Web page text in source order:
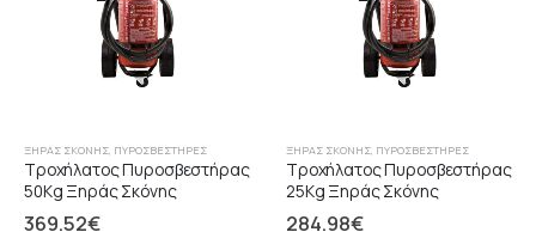
ΞΉΡΑΣ ΣΚΌΝΗΣ, ΠΥΡΟΣΒΕΣΤΉΡΕΣ
Τροχήλατος Πυροσβεστήρας
50Kg Ξηράς Σκόνης
369.52€
ΞΉΡΑΣ ΣΚΌΝΗΣ, ΠΥΡΟΣΒΕΣΤΉΡΕΣ
Τροχήλατος Πυροσβεστήρας
25Kg Ξηράς Σκόνης
284.98€